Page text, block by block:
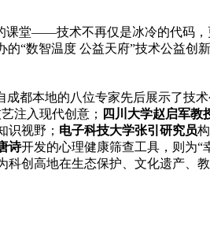
堂——技术不再仅是冰冷的代码
“数智温度 公益天府”技术公益创
都本地的八位专家先后展示了技术
注入现代创意； 四川大学赵启军教
识视野； 电子科技大学张引研究员
诗开发的心理健康筛查工具，则为“
创高地在生态保护、文化遗产、